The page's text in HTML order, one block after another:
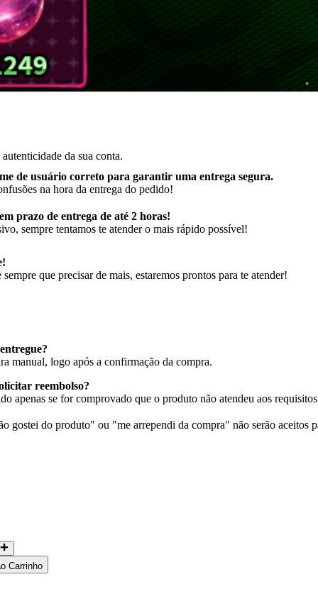
da sua conta.
de usuário correto para garantir uma entrega segura.
na hora da entrega do pedido!
prazo de entrega de até 2 horas!
sempre tentamos te atender o mais rápido possível!
que precisar de mais, estaremos prontos para te atender!
manual, logo após a confirmação da compra.
reembolso?
apenas se for comprovado que o produto não atendeu aos
gostei do produto" ou "me arrependi da compra" não serão aceitos
Carrinho